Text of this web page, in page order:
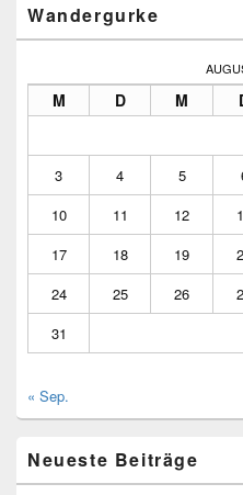
Wandergurke
M D M
3
4 5
10
11 12
17
18 19
24
25 26
31
« Sep.
Neueste Beiträge